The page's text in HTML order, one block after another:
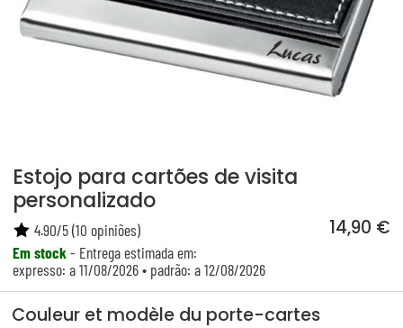
Estojo para cartões de visita
personalizado
14,90 €
Em stock- Entrega estimada em:
expresso: a 11/08/2026 • padrão: a 12/08/2026
4.90/5(10 opiniões)
Couleur et modèle du porte-cartes